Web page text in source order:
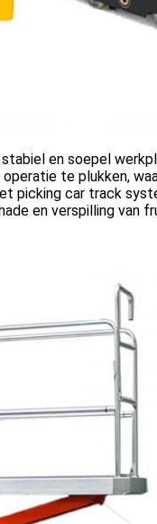
en soepel
te plukken,
picking car track
en verspilling van